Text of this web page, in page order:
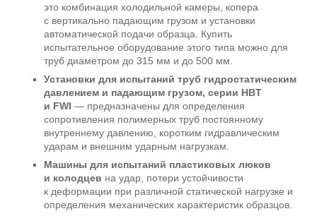
это комбинация холодильной камеры, копера
с вертикально падающим грузом и установки
автоматической подачи образца. Купить
испытательное оборудование этого типа можно для
труб диаметром до 315 мм и до 500 мм.
Установки для испытаний труб гидростатическим
давлением и падающим грузом, серии HBT
и FWI — предназначены для определения
сопротивления полимерных труб постоянному
внутреннему давлению, коротким гидравлическим
ударам и внешним ударным нагрузкам.
Машины для испытаний пластиковых люков
и колодцев на удар, потери устойчивости
к деформации при различной статической нагрузке и
определения механических характеристик образцов.